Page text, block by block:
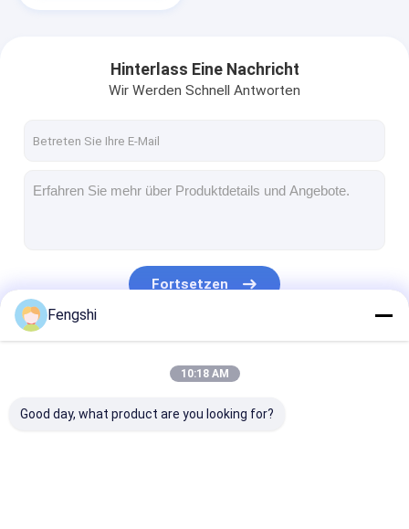
Hinterlass Eine Nachricht
Wir Werden Schnell Antworten
Fortsetzen
Fengshi
10:18 AM
Good day, what product are you looking for?